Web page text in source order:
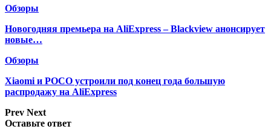
Обзоры
Новогодняя премьера на AliExpress – Blackview анонсирует
новые…
Обзоры
Xiaomi и POCO устроили под конец года большую
распродажу на AliExpress
Prev Next
Оставьте ответ